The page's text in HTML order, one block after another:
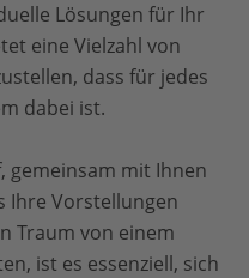
Lösungen für Ihr
eine Vielzahl von
dass für jedes
dabei ist.
gemeinsam mit Ihnen
Ihre Vorstellungen
Traum von einem
ist es essenziell, sich